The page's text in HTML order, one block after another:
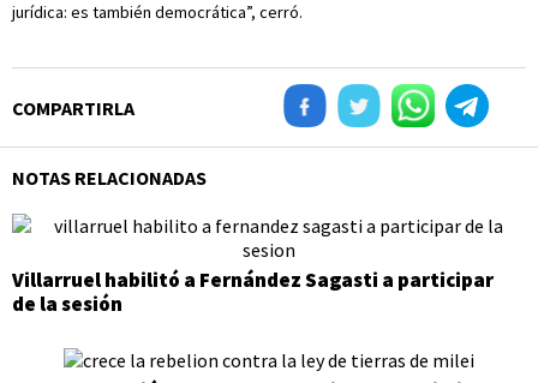
jurídica: es también democrática”, cerró.
COMPARTIRLA
NOTAS RELACIONADAS
Villarruel habilitó a Fernández Sagasti a participar
de la sesión